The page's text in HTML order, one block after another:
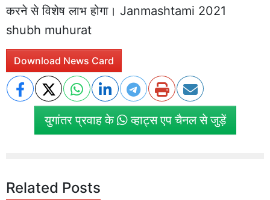
करने से विशेष लाभ होगा। Janmashtami 2021
shubh muhurat
Download News Card
युगांतर प्रवाह के व्हाट्स एप चैनल से जुड़ें
Related Posts